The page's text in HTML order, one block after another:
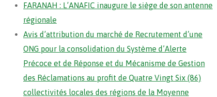
FARANAH : L’ANAFIC inaugure le siège de son antenne
régionale
Avis d’attribution du marché de Recrutement d’une
ONG pour la consolidation du Système d’Alerte
Précoce et de Réponse et du Mécanisme de Gestion
des Réclamations au profit de Quatre Vingt Six (86)
collectivités locales des régions de la Moyenne